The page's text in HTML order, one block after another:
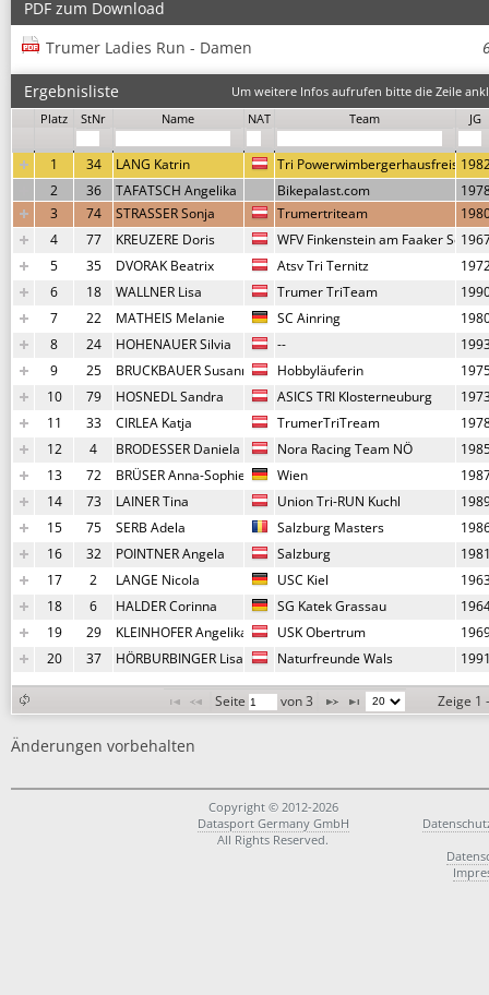
PDF zum Download
Trumer Ladies Run - Damen
Ergebnisliste
Um weitere Infos aufrufen bitte die Zeile
Platz
StNr Name NAT Team JG
1 34 LANG Katrin Tri Powerwimbergerhausfreistadt
2
36 TAFATSCH Angelika Bikepalast.com
3
74 STRASSER Sonja Trumertriteam
4
77 KREUZERE Doris WFV Finkenstein am Faaker See
5
35 DVORAK Beatrix Atsv Tri Ternitz
6
18 WALLNER Lisa Trumer TriTeam
7
22 MATHEIS Melanie SC Ainring
8
24 HOHENAUER Silvia --
9
25 BRUCKBAUER Susanne Hobbyläuferin
10
79 HOSNEDL Sandra ASICS TRI Klosterneuburg
11
33 CIRLEA Katja TrumerTriTream
12
4 BRODESSER Daniela Nora Racing Team NÖ
13
72 BRÜSER Anna-Sophie Wien
14
73 LAINER Tina Union Tri-RUN Kuchl
15
75 SERB Adela Salzburg Masters
16
32 POINTNER Angela Salzburg
17
2 LANGE Nicola USC Kiel
18
6 HALDER Corinna SG Katek Grassau
19
29 KLEINHOFER Angelika USK Obertrum
20
37 HÖRBURBINGER Lisa Naturfreunde Wals
Seite von 3 Zeige 1
Änderungen vorbehalten
Copyright © 2012-2026
Datasport Germany GmbH
All Rights Reserved.